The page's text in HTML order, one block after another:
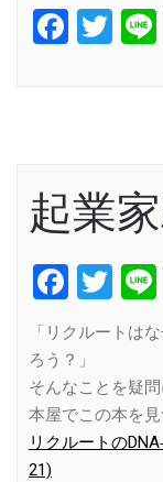
起業
「リクルートは
ろう？」
そんなことを疑問
本屋でこの本を見
リクルートの
21)